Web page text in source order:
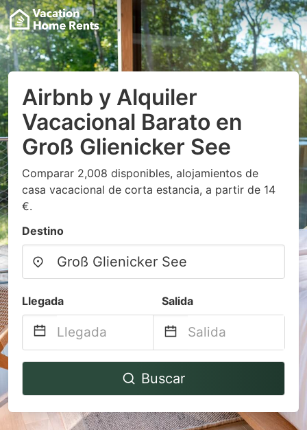
Airbnb y Alquiler
Vacacional Barato en
Groß Glienicker See
Comparar 2,008 disponibles, alojamientos de
casa vacacional de corta estancia, a partir de 14
€.
Destino
Llegada Salida
Navigate
to
interact
Navigate
to
interact
Buscar